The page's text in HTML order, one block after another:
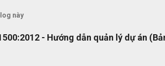
này
- Hướng dẫn quản lý dự án